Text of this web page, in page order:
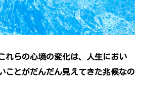
れらの心境の変化は、人生におい
ことがだんだん見えてきた兆候なの